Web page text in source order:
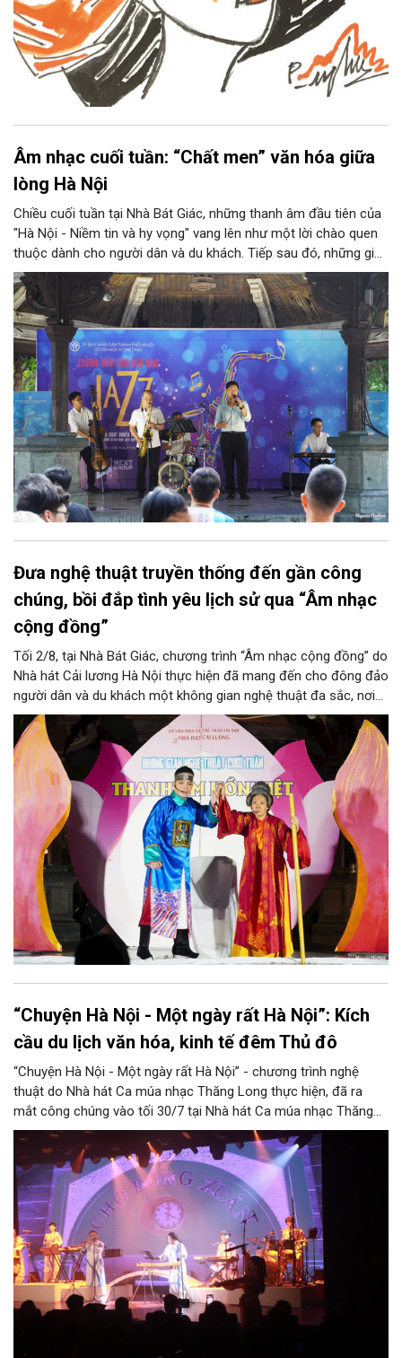
Âm nhạc cuối tuần: “Chất men” văn hóa giữa
lòng Hà Nội
Chiều cuối tuần tại Nhà Bát Giác, những thanh âm đầu tiên của
"Hà Nội - Niềm tin và hy vọng" vang lên như một lời chào quen
thuộc dành cho người dân và du khách. Tiếp sau đó, những giai
điệu jazz kinh điển của thế giới lần lượt cất lên qua phần biểu
diễn của NSƯT Quyền Văn Minh và các nghệ sĩ Bình Minh Jazz
Club, mở ra một không gian âm nhạc giàu cảm xúc ngay giữa
trung tâm Thủ đô.
Đưa nghệ thuật truyền thống đến gần công
chúng, bồi đắp tình yêu lịch sử qua “Âm nhạc
cộng đồng”
Tối 2/8, tại Nhà Bát Giác, chương trình “Âm nhạc cộng đồng” do
Nhà hát Cải lương Hà Nội thực hiện đã mang đến cho đông đảo
người dân và du khách một không gian nghệ thuật đa sắc, nơi
những làn điệu cải lương, ca cổ, tân cổ và các tiết mục múa
hòa quyện trong không gian của phố đi bộ hồ Hoàn Kiếm. Đặc
biệt, chương trình có sự giao lưu của các nghệ sĩ đến từ
phương Nam, góp phần tạo nên cuộc gặp gỡ nghệ thuật giàu
cảm xúc.
“Chuyện Hà Nội - Một ngày rất Hà Nội”: Kích
cầu du lịch văn hóa, kinh tế đêm Thủ đô
“Chuyện Hà Nội - Một ngày rất Hà Nội” - chương trình nghệ
thuật do Nhà hát Ca múa nhạc Thăng Long thực hiện, đã ra
mắt công chúng vào tối 30/7 tại Nhà hát Ca múa nhạc Thăng
Long (số 31 - 33 phố Lương Văn Can, phường Hoàn Kiếm).